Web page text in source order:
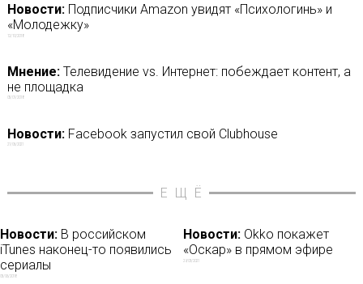
Новости:Подписчики Amazon увидят «Психологинь» и
«Молодежку»
12/10/2018
Мнение:Телевидение vs. Интернет: побеждает контент, а
не площадка
05/01/2018
Новости:Facebook запустил свой Clubhouse
21/06/2021
ЕЩЁ
Новости: В российском
iTunes наконец-то появились
сериалы
05/06/2018
Новости: Okko покажет
«Оскар» в прямом эфире
29/03/2021